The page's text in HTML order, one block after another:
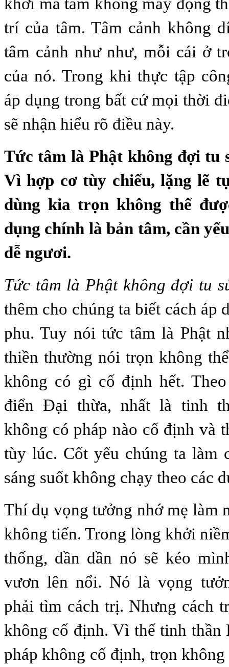
trí của tâm. Tâm cảnh không
tâm cảnh như như, mỗi cái ở
của nó. Trong khi thực tập
áp dụng trong bất cứ mọi thời
sẽ nhận hiểu rõ điều này.
Tức tâm là Phật không đợi tu
Vì hợp cơ tùy chiếu, lặng lẽ
dùng kia trọn không thể
dụng chính là bản tâm, cần
dễ ngươi.
Tức tâm là Phật không đợi tu
thêm cho chúng ta biết cách áp
phu. Tuy nói tức tâm là Phật
thiền thường nói trọn không
không có gì cố định hết.
điển Đại thừa, nhất là tinh
không có pháp nào cố định và
tùy lúc. Cốt yếu chúng ta làm
sáng suốt không chạy theo các
Thí dụ vọng tưởng nhớ mẹ làm
không tiến. Trong lòng khởi
thống, dần dần nó sẽ kéo
vươn lên nổi. Nó là vọng
phải tìm cách trị. Nhưng cách
không cố định. Vì thế tinh thần
pháp không cố định, trọn